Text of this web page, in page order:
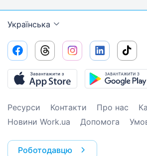
Українська
Ресурси Контакти Про нас
Новини Work.ua
Допомога
Роботодавцю